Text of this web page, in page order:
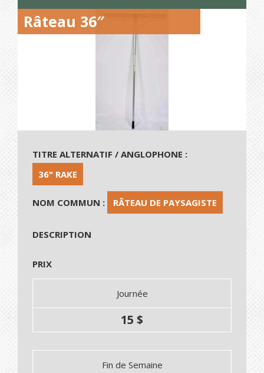
Râteau 36″
TITRE ALTERNATIF / ANGLOPHONE :
36" RAKE
NOM COMMUN : RÂTEAU DE PAYSAGISTE
DESCRIPTION
PRIX
Journée
15 $
Fin de Semaine